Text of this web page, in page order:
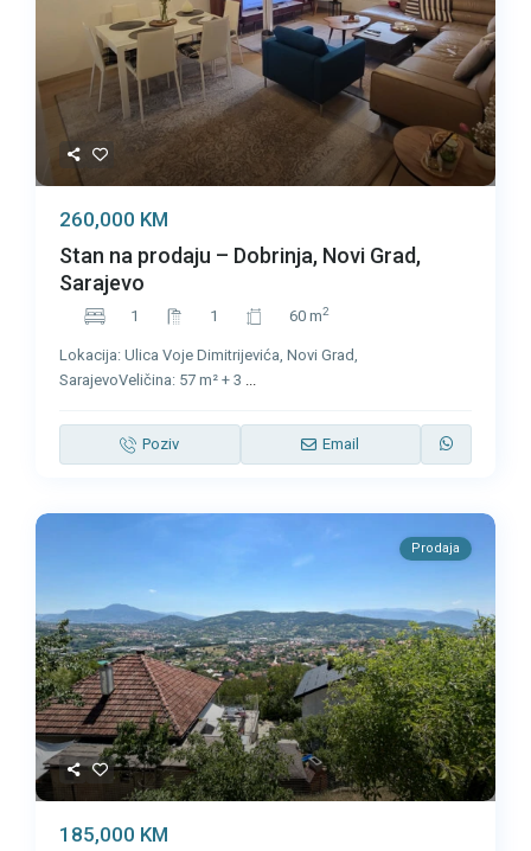
260,000 KM
Stan na prodaju – Dobrinja, Novi Grad,
Sarajevo
1 1 60 m2
Lokacija: Ulica Voje Dimitrijevića, Novi Grad,
SarajevoVeličina: 57 m² + 3 ...
Poziv Email
Prodaja
185,000 KM